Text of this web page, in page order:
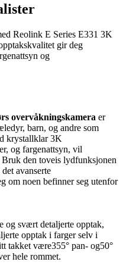
Reolink E Series E331 3K
gir deg
og
overvåkningskamera er
barn, og andre som
krystallklar 3K
og fargenattsyn, vil
den toveis lydfunksjonen
avanserte
om noen befinner seg utenfor
og svært detaljerte opptak,
opptak i farger selv i
takket være355° pan- og50°
hele rommet.